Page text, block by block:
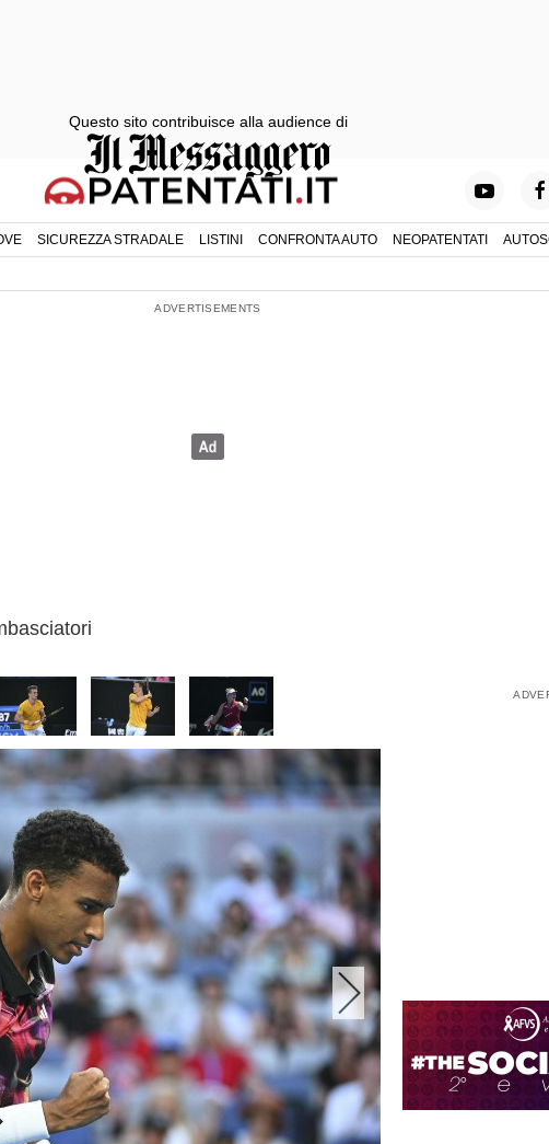
SICUREZZA STRADALE LISTINI CONFRONTA AUTO NEOPATENTATI
Questo sito contribuisce alla audience di